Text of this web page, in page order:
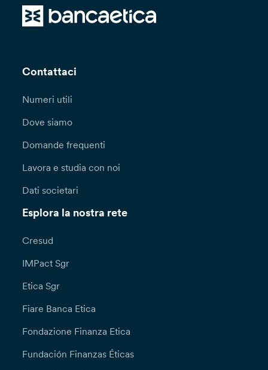
Contattaci
Numeri utili
Dove siamo
Domande frequenti
Lavora e studia con noi
Dati societari
Esplora la nostra rete
Cresud
IMPact Sgr
Etica Sgr
Fiare Banca Etica
Fondazione Finanza Etica
Fundación Finanzas Éticas